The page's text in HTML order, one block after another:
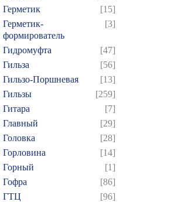
Герметик
[15]
Герметик-
формирователь
[3]
Гидромуфта
[47]
Гильза
[56]
Гильзо-Поршневая
[13]
Гильзы
[259]
Гитара
[7]
Главный
[29]
Головка
[28]
Горловина
[14]
Горный
[1]
Гофра
[86]
ГТЦ
[96]